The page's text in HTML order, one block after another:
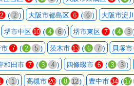
2 ( 2 ) 大阪市都島区 6 ( 6 ) 大阪市淀
堺市中区 10 ( 4 6 ) 堺市東区 7 ( 4 3
7 ( 2 5 ) 茨木市 13 ( 6 7 ) 貝塚市
和田市 7 ( 3 4 ) 四條畷市 6 ( 3 3 )
( 1 ) 高槻市 20 ( 8 12) 豊中市 34 (17